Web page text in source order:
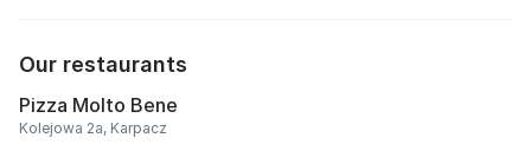
Our restaurants
Pizza Molto Bene
Kolejowa 2a, Karpacz